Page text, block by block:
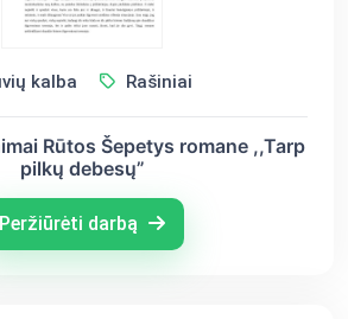
kalba Rašiniai
Rūtos Šepetys romane ,,Tarp
pilkų debesų”
Peržiūrėti darbą